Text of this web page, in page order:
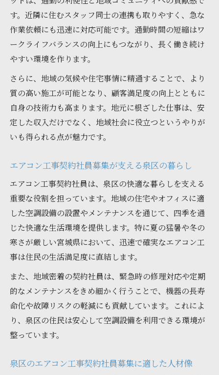
す。近隣に住むスタッフ同士の連携も取りやすく、急な
作業依頼にも迅速に対応可能です。通勤時間の短縮はワ
ークライフバランスの向上にもつながり、長く働き続け
やすい環境を作ります。
さらに、地域の気候や住宅事情に精通することで、より
質の高い施工が可能となり、顧客満足度の向上とともに
自身の技術力も高まります。地元に根ざした仕事は、安
定した収入だけでなく、地域社会に役立つというやりが
いも得られる点が魅力です。
エアコン工事契約社員募集が支える泉区の暮らし
エアコン工事契約社員は、泉区の快適な暮らしを支える
重要な役割を担っています。地域の住宅やオフィスに適
した空調設備の設置やメンテナンスを通じて、四季を通
じた快適な生活環境を提供します。特に夏の猛暑や冬の
寒さが厳しい宮城県において、迅速で確実なエアコン工
事は住民の生活満足度に直結します。
また、地域密着の契約社員は、緊急時の修理対応や定期
的なメンテナンスをきめ細かく行うことで、機器の長寿
命化や故障リスクの軽減にも貢献しています。これによ
り、泉区の住民は安心して空調設備を利用できる環境が
整っています。
泉区のエアコン工事契約社員募集に適した人材像